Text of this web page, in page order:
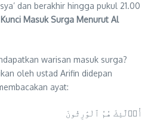
dan berakhir hingga pukul 21.00
Kunci Masuk Surga Menurut Al
warisan masuk surga?
oleh ustad Arifin didepan
ayat:
أُو۟لَٰٓئِكَ هُمُ ٱلْوَٰرِثُونَ